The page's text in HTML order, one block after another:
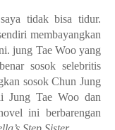
tidak bisa tidur.
membayangkan
jung Tae Woo yang
sosok selebritis
sosok Chun Jung
Jung Tae Woo dan
ini berbarengan